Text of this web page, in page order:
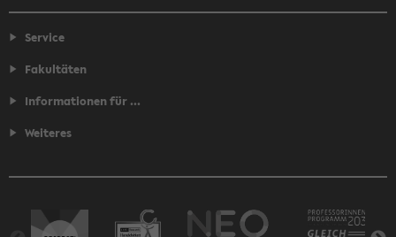
Service
Fakultäten
Informationen für ...
Weiteres